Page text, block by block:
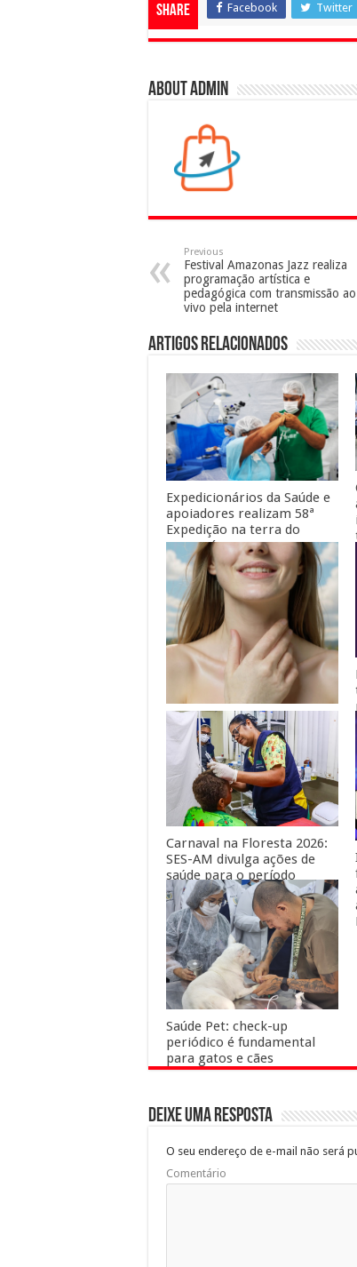
Share Facebook Twitter
About admin
Previous
Festival Amazonas Jazz realiza
programação artística e
pedagógica com transmissão ao
vivo pela internet
Artigos Relacionados
Expedicionários da Saúde e
apoiadores realizam 58ª
Expedição na terra do
guaraná
Dia Mundial da Voz terá
ciclo de palestras com
especialistas em Manaus
Carnaval na Floresta 2026:
SES-AM divulga ações de
saúde para o período
carnavalesco
Saúde Pet: check-up
periódico é fundamental
para gatos e cães
Deixe uma resposta
O seu endereço de e-mail não será
Comentário